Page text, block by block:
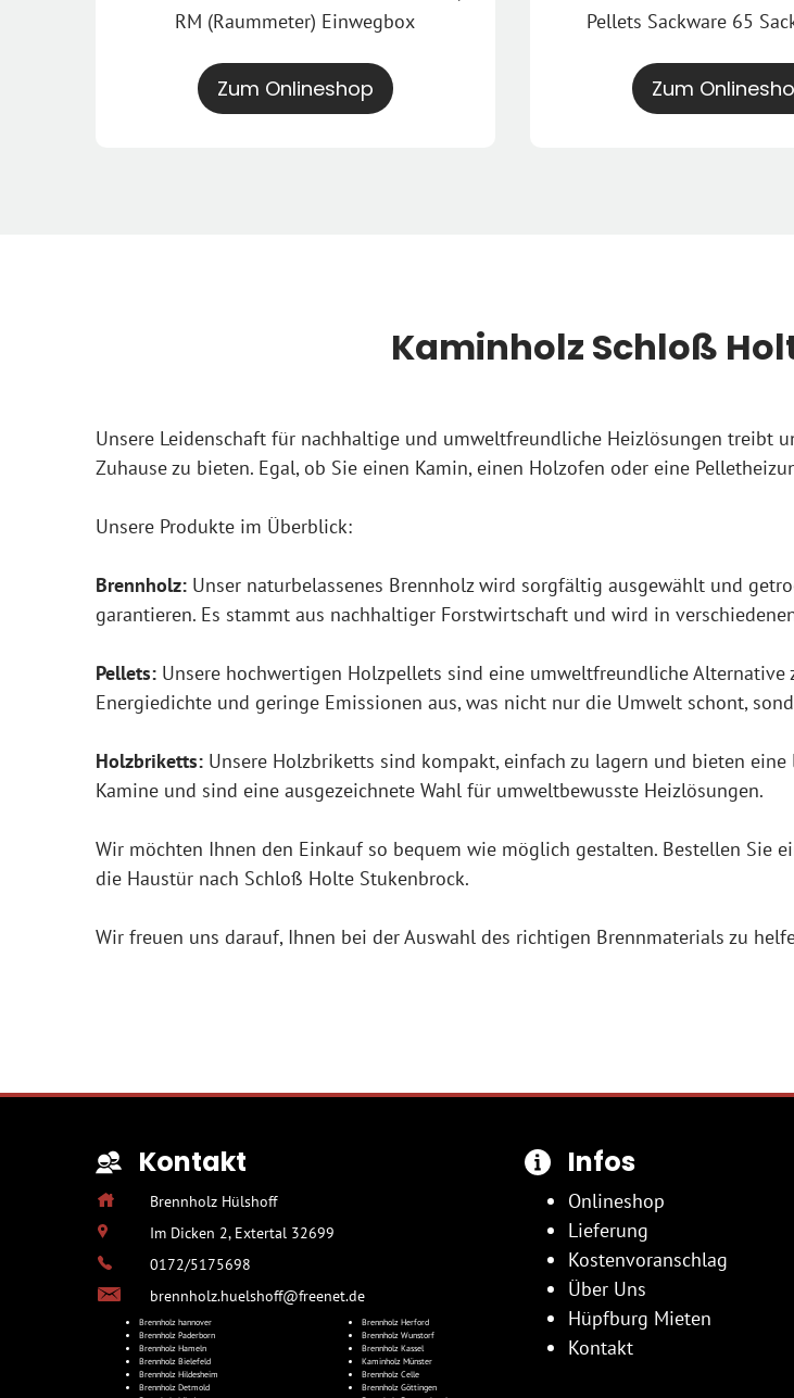
RM (Raummeter) Einwegbox
Zum Onlineshop
Pellets Sackware 65
Zum
Kaminholz Schloß
Unsere Leidenschaft für nachhaltige und umweltfreundliche Heizlösungen treibt
Zuhause zu bieten. Egal, ob Sie einen Kamin, einen Holzofen oder eine
Unsere Produkte im Überblick:
Brennholz: Unser naturbelassenes Brennholz wird sorgfältig ausgewählt und
garantieren. Es stammt aus nachhaltiger Forstwirtschaft und wird in
Pellets: Unsere hochwertigen Holzpellets sind eine umweltfreundliche
Energiedichte und geringe Emissionen aus, was nicht nur die Umwelt schont,
Holzbriketts: Unsere Holzbriketts sind kompakt, einfach zu lagern und bieten
Kamine und sind eine ausgezeichnete Wahl für umweltbewusste Heizlösungen.
Wir möchten Ihnen den Einkauf so bequem wie möglich gestalten. Bestellen
die Haustür nach Schloß Holte Stukenbrock.
Wir freuen uns darauf, Ihnen bei der Auswahl des richtigen Brennmaterials zu
Kontakt
Brennholz Hülshoff
Im Dicken 2, Extertal 32699
0172/5175698
brennholz.huelshoff@freenet.de
Brennholz hannover
Brennholz Paderborn
Brennholz Hameln
Brennholz Bielefeld
Brennholz Hildesheim
Brennholz Detmold
Brennholz Herford
Brennholz Wunstorf
Brennholz Kassel
Kaminholz Münster
Brennholz Celle
Brennholz Göttingen
Infos
Onlineshop
Lieferung
Kostenvoranschlag
Über Uns
Hüpfburg Mieten
Kontakt